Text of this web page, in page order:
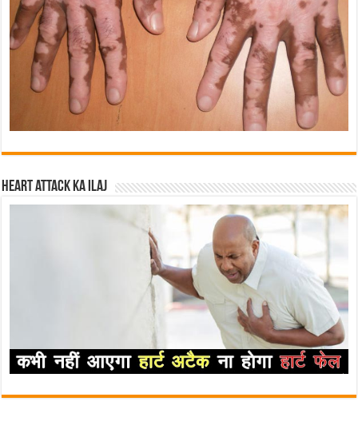
Heart attack ka ilaj